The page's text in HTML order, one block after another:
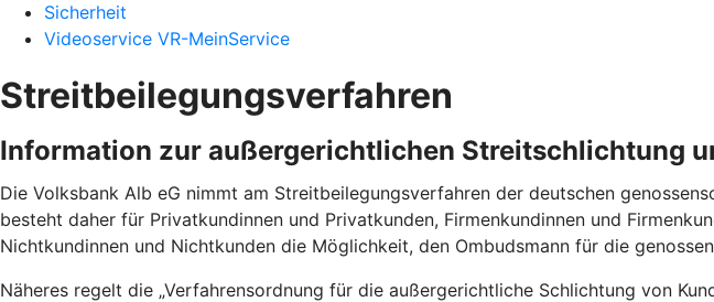
Sicherheit
Videoservice VR-MeinService
Streitbeilegungsverfahren
Information zur außergerichtlichen Streitschlichtung
Die Volksbank Alb eG nimmt am Streitbeilegungsverfahren der deutschen
besteht daher für Privatkundinnen und Privatkunden, Firmenkundinnen und
Nichtkundinnen und Nichtkunden die Möglichkeit, den Ombudsmann für die
Näheres regelt die „Verfahrensordnung für die außergerichtliche Schlichtung von